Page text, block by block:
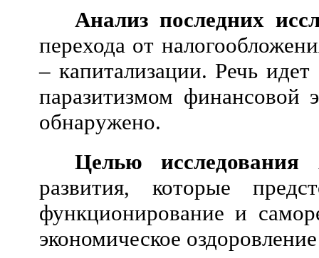
Анализ последних
перехода от
– капитализации. Речь
паразитизмом
обнаружено.
Целью исследования
развития, которые
функционирование и
экономическое